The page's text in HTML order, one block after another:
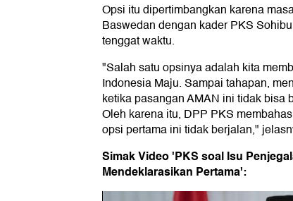
Opsi itu dipertimbangkan karena
Baswedan dengan kader PKS
tenggat waktu.
"Salah satu opsinya adalah kita
Indonesia Maju. Sampai tahapan,
ketika pasangan AMAN ini tidak bisa
Oleh karena itu, DPP PKS
opsi pertama ini tidak berjalan,"
Simak Video 'PKS soal Isu
Mendeklarasikan Pertama':